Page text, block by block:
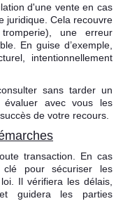
d'une vente en cas
juridique. Cela recouvre
une erreur
En guise d’exemple,
intentionnellement
sans tarder un
avec vous les
de votre recours.
transaction. En cas
clé pour sécuriser les
Il vérifiera les délais,
guidera les parties